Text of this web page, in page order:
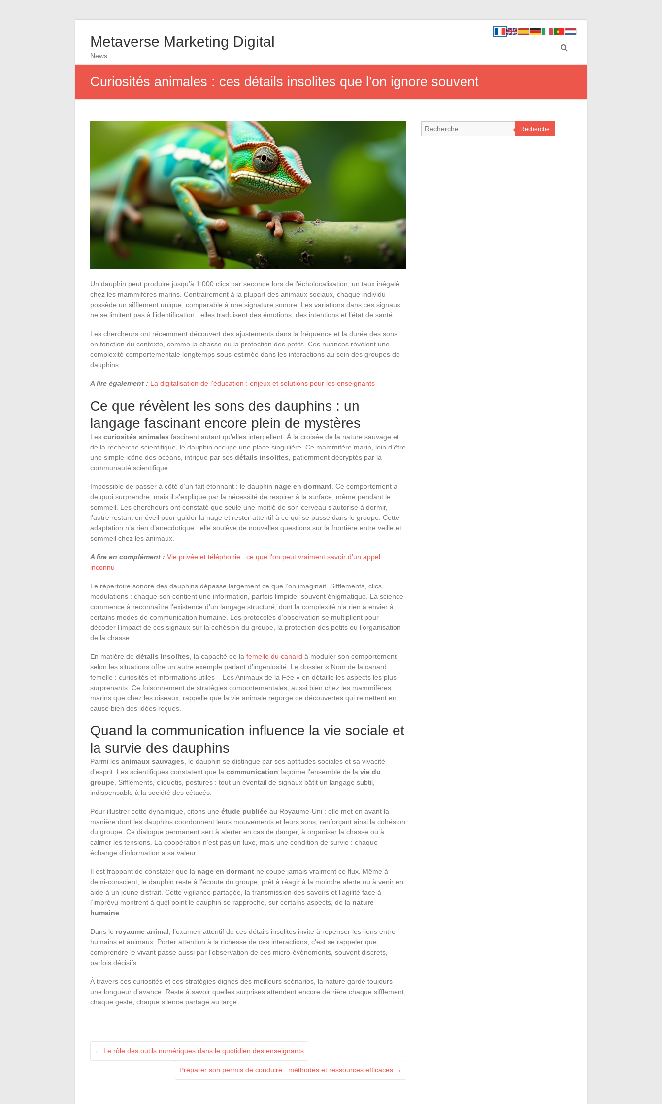
Metaverse Marketing Digital
News
Curiosités animales : ces détails insolites que l’on ignore souvent
Un dauphin peut produire jusqu’à 1 000 clics par seconde lors de l’écholocalisation, un taux inégalé
chez les mammifères marins. Contrairement à la plupart des animaux sociaux, chaque individu
possède un sifflement unique, comparable à une signature sonore. Les variations dans ces signaux
ne se limitent pas à l’identification : elles traduisent des émotions, des intentions et l’état de santé.
Les chercheurs ont récemment découvert des ajustements dans la fréquence et la durée des sons
en fonction du contexte, comme la chasse ou la protection des petits. Ces nuances révèlent une
complexité comportementale longtemps sous-estimée dans les interactions au sein des groupes de
dauphins.
A lire également : La digitalisation de l'éducation : enjeux et solutions pour les enseignants
Ce que révèlent les sons des dauphins : un
langage fascinant encore plein de mystères
Les curiosités animales fascinent autant qu’elles interpellent. À la croisée de la nature sauvage et
de la recherche scientifique, le dauphin occupe une place singulière. Ce mammifère marin, loin d’être
une simple icône des océans, intrigue par ses détails insolites , patiemment décryptés par la
communauté scientifique.
Impossible de passer à côté d’un fait étonnant : le dauphin nage en dormant . Ce comportement a
de quoi surprendre, mais il s’explique par la nécessité de respirer à la surface, même pendant le
sommeil. Les chercheurs ont constaté que seule une moitié de son cerveau s’autorise à dormir,
l’autre restant en éveil pour guider la nage et rester attentif à ce qui se passe dans le groupe. Cette
adaptation n’a rien d’anecdotique : elle soulève de nouvelles questions sur la frontière entre veille et
sommeil chez les animaux.
A lire en complément : Vie privée et téléphonie : ce que l'on peut vraiment savoir d'un appel
inconnu
Le répertoire sonore des dauphins dépasse largement ce que l’on imaginait. Sifflements, clics,
modulations : chaque son contient une information, parfois limpide, souvent énigmatique. La science
commence à reconnaître l’existence d’un langage structuré, dont la complexité n’a rien à envier à
certains modes de communication humaine. Les protocoles d’observation se multiplient pour
décoder l’impact de ces signaux sur la cohésion du groupe, la protection des petits ou l’organisation
de la chasse.
En matière de détails insolites , la capacité de la femelle du canard à moduler son comportement
selon les situations offre un autre exemple parlant d’ingéniosité. Le dossier « Nom de la canard
femelle : curiosités et informations utiles – Les Animaux de la Fée » en détaille les aspects les plus
surprenants. Ce foisonnement de stratégies comportementales, aussi bien chez les mammifères
marins que chez les oiseaux, rappelle que la vie animale regorge de découvertes qui remettent en
cause bien des idées reçues.
Quand la communication influence la vie sociale et
la survie des dauphins
Parmi les animaux sauvages , le dauphin se distingue par ses aptitudes sociales et sa vivacité
d’esprit. Les scientifiques constatent que la communication façonne l’ensemble de la vie du
groupe . Sifflements, cliquetis, postures : tout un éventail de signaux bâtit un langage subtil,
indispensable à la société des cétacés.
Pour illustrer cette dynamique, citons une étude publiée au Royaume-Uni : elle met en avant la
manière dont les dauphins coordonnent leurs mouvements et leurs sons, renforçant ainsi la cohésion
du groupe. Ce dialogue permanent sert à alerter en cas de danger, à organiser la chasse ou à
calmer les tensions. La coopération n’est pas un luxe, mais une condition de survie : chaque
échange d’information a sa valeur.
Il est frappant de constater que la nage en dormant ne coupe jamais vraiment ce flux. Même à
demi-conscient, le dauphin reste à l’écoute du groupe, prêt à réagir à la moindre alerte ou à venir en
aide à un jeune distrait. Cette vigilance partagée, la transmission des savoirs et l’agilité face à
l’imprévu montrent à quel point le dauphin se rapproche, sur certains aspects, de la nature
humaine
Dans le royaume animal , l’examen attentif de ces détails insolites invite à repenser les liens entre
humains et animaux. Porter attention à la richesse de ces interactions, c’est se rappeler que
comprendre le vivant passe aussi par l’observation de ces micro-événements, souvent discrets,
parfois décisifs.
À travers ces curiosités et ces stratégies dignes des meilleurs scénarios, la nature garde toujours
une longueur d’avance. Reste à savoir quelles surprises attendent encore derrière chaque sifflement,
chaque geste, chaque silence partagé au large.
← Le rôle des outils numériques dans le quotidien des enseignants
Préparer son permis de conduire : méthodes et ressources efficaces →
Recherche